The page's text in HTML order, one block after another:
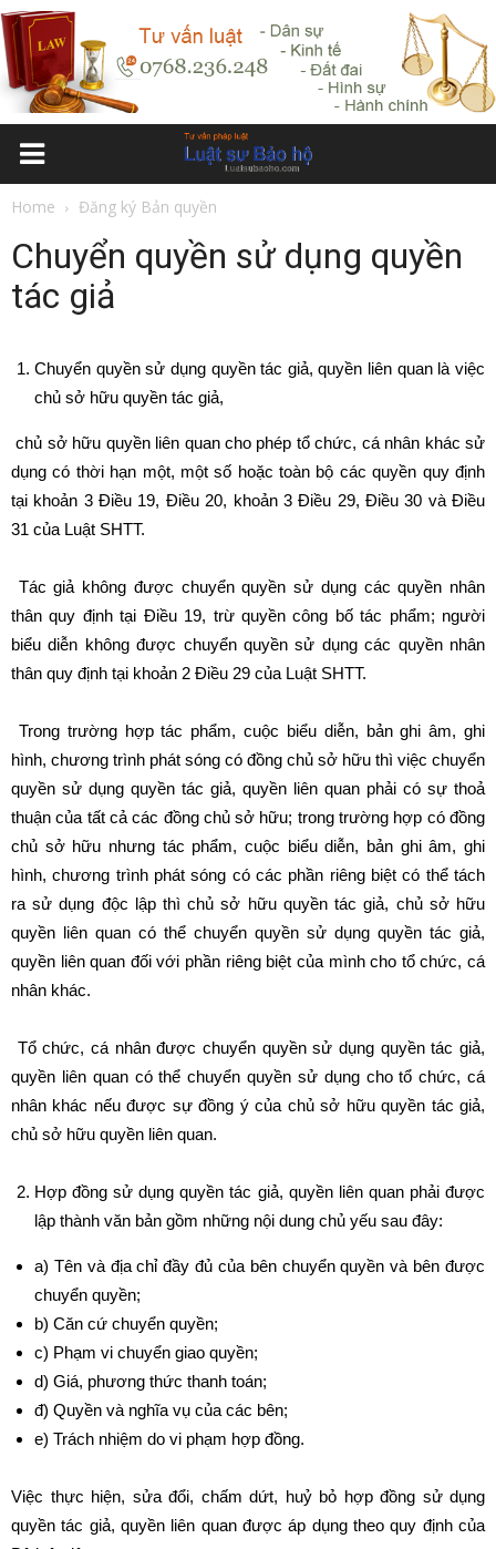
Home Đăng ký Bản quyền
Chuyển quyền sử dụng quyền
tác giả
Chuyển quyền sử dụng quyền tác giả, quyền liên quan là việc
chủ sở hữu quyền tác giả,
chủ sở hữu quyền liên quan cho phép tổ chức, cá nhân khác sử
dụng có thời hạn một, một số hoặc toàn bộ các quyền quy định
tại khoản 3 Điều 19, Điều 20, khoản 3 Điều 29, Điều 30 và Điều
31 của Luật SHTT.
Tác giả không được chuyển quyền sử dụng các quyền nhân
thân quy định tại Điều 19, trừ quyền công bố tác phẩm; người
biểu diễn không được chuyển quyền sử dụng các quyền nhân
thân quy định tại khoản 2 Điều 29 của Luật SHTT.
Trong trường hợp tác phẩm, cuộc biểu diễn, bản ghi âm, ghi
hình, chương trình phát sóng có đồng chủ sở hữu thì việc chuyển
quyền sử dụng quyền tác giả, quyền liên quan phải có sự thoả
thuận của tất cả các đồng chủ sở hữu; trong trường hợp có đồng
chủ sở hữu nhưng tác phẩm, cuộc biểu diễn, bản ghi âm, ghi
hình, chương trình phát sóng có các phần riêng biệt có thể tách
ra sử dụng độc lập thì chủ sở hữu quyền tác giả, chủ sở hữu
quyền liên quan có thể chuyển quyền sử dụng quyền tác giả,
quyền liên quan đối với phần riêng biệt của mình cho tổ chức, cá
nhân khác.
Tổ chức, cá nhân được chuyển quyền sử dụng quyền tác giả,
quyền liên quan có thể chuyển quyền sử dụng cho tổ chức, cá
nhân khác nếu được sự đồng ý của chủ sở hữu quyền tác giả,
chủ sở hữu quyền liên quan.
Hợp đồng sử dụng quyền tác giả, quyền liên quan phải được
lập thành văn bản gồm những nội dung chủ yếu sau đây:
a) Tên và địa chỉ đầy đủ của bên chuyển quyền và bên được
chuyển quyền;
b) Căn cứ chuyển quyền;
c) Phạm vi chuyển giao quyền;
d) Giá, phương thức thanh toán;
đ) Quyền và nghĩa vụ của các bên;
e) Trách nhiệm do vi phạm hợp đồng.
Việc thực hiện, sửa đổi, chấm dứt, huỷ bỏ hợp đồng sử dụng
quyền tác giả, quyền liên quan được áp dụng theo quy định của